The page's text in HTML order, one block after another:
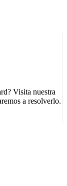
Visita nuestra
a resolverlo.